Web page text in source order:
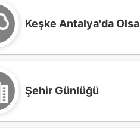
Keşke Antalya'da Olsa
Şehir Günlüğü